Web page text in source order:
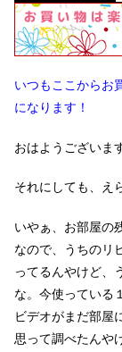
いつもここからお
になります！
おはようございま
それにしても、え
いやぁ、お部屋の
なので、うちのリ
ってるんやけど、
な。今使っている
ビデオがまだ部屋
思って調べたんや